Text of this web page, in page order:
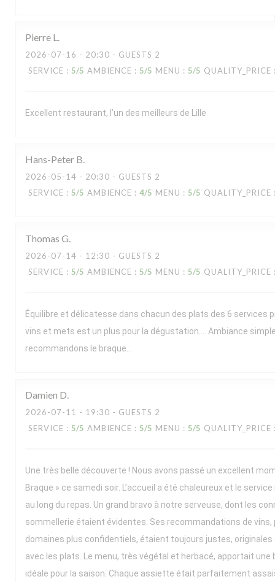
Pierre L
2026-07-16 - 20:30 - GUESTS 2
SERVICE : 5/5 AMBIENCE : 5/5 MENU : 5/5 QUALITY_PRICE
Excellent restaurant, l’un des meilleurs de Lille
Hans-Peter B
2026-05-14 - 20:30 - GUESTS 2
SERVICE : 5/5 AMBIENCE : 4/5 MENU : 5/5 QUALITY_PRICE
Thomas G
2026-07-14 - 12:30 - GUESTS 2
SERVICE : 5/5 AMBIENCE : 5/5 MENU : 5/5 QUALITY_PRICE
Équilibre et délicatesse dans chacun des plats des 6 services
vins et mets est un plus pour la dégustation…. Ambiance
recommandons le braque…
Damien D
2026-07-11 - 19:30 - GUESTS 2
SERVICE : 5/5 AMBIENCE : 5/5 MENU : 5/5 QUALITY_PRICE
Une très belle découverte ! Nous avons passé un excellent
Braque » ce samedi soir. L’accueil a été chaleureux et le
au long du repas. Un grand bravo à notre serveuse, dont les
sommellerie étaient évidentes. Ses recommandations de
domaines plus confidentiels, étaient toujours justes,
avec les plats. Le menu, très végétal et herbacé, apportait une
idéale pour la saison. Chaque assiette était parfaitement